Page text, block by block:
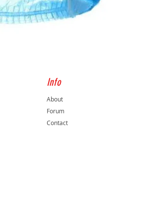
Info
About
Forum
Contact